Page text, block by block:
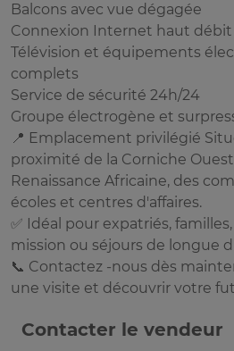
Balcons avec vue dégagée
Connexion Internet haut débit
Télévision et équipements
complets
Service de sécurité 24h/24
Groupe électrogène et
📍 Emplacement privilégié
proximité de la Corniche
Renaissance Africaine, des
écoles et centres d'affaires.
✅ Idéal pour expatriés,
mission ou séjours de longue
📞 Contactez -nous dès
une visite et découvrir votre
Contacter le vendeur